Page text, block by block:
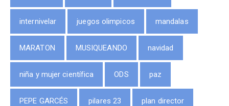
internivelar juegos olimpicos mandalas
MARATON MUSIQUEANDO navidad
niña y mujer científica ODS paz
PEPE GARCÉS pilares 23 plan director